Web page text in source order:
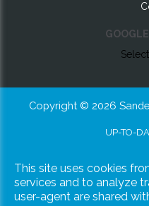
Copyright © 2026
UP-TO-
This site uses cookies
services and to analyze
user-agent are shared